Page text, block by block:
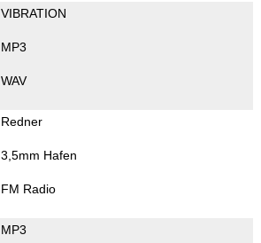
VIBRATION
MP3
WAV
Redner
3,5mm Hafen
FM Radio
MP3